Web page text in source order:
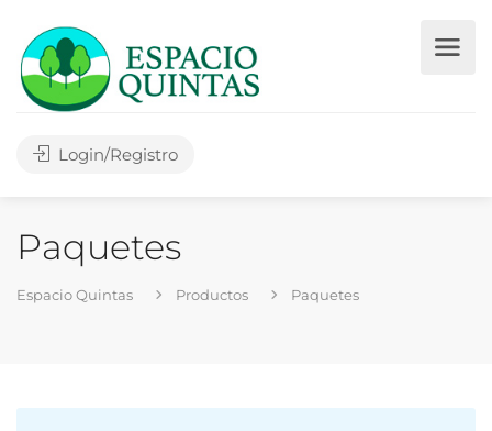
Login/Registro
Paquetes
Espacio Quintas Productos Paquetes